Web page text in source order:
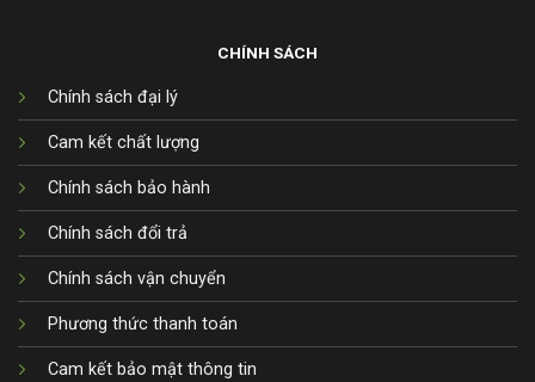
CHÍNH SÁCH
Chính sách đại lý
Cam kết chất lượng
Chính sách bảo hành
Chính sách đổi trả
Chính sách vận chuyển
Phương thức thanh toán
Cam kết bảo mật thông tin